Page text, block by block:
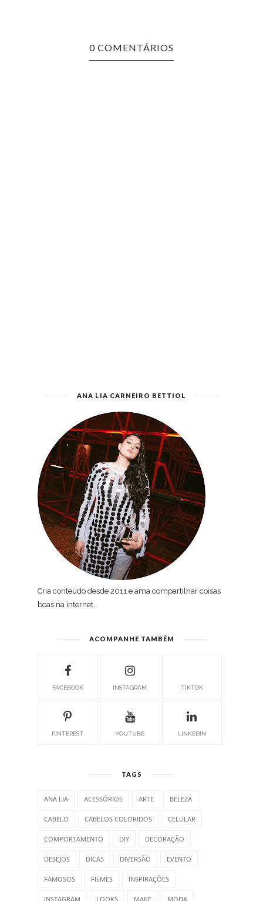
0 COMENTÁRIOS
ANA LIA CARNEIRO BETTIOL
Cria conteúdo desde 2011 e ama compartilhar coisas
boas na internet.
ACOMPANHE TAMBÉM
FACEBOOK INSTAGRAM TIKTOK
PINTEREST YOUTUBE LINKEDIN
TAGS
ANA LIA ACESSÓRIOS ARTE BELEZA
CABELO CABELOS COLORIDOS CELULAR
COMPORTAMENTO DIY DECORAÇÃO
DESEJOS DICAS DIVERSÃO EVENTO
FAMOSOS FILMES INSPIRAÇÕES
INSTAGRAM LOOKS MAKE MODA